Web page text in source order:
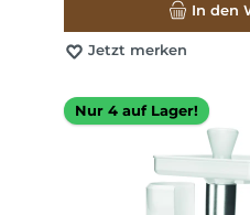
In den
Jetzt merken
Nur 4 auf Lager!